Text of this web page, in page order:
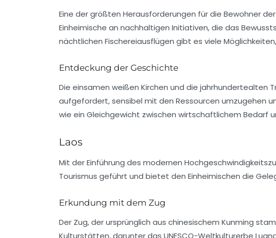
Eine der größten Herausforderungen für die Bewohner
Einheimische an nachhaltigen Initiativen, die das
nächtlichen Fischereiausflügen gibt es viele
Entdeckung der Geschichte
Die einsamen weißen Kirchen und die jahrhundertealten
aufgefordert, sensibel mit den Ressourcen umzugehen
wie ein Gleichgewicht zwischen wirtschaftlichem Bedarf
Laos
Mit der Einführung des modernen
Tourismus geführt und bietet den Einheimischen die
Erkundung mit dem Zug
Der Zug, der ursprünglich aus chinesischem Kunming
Kulturstätten, darunter das UNESCO-Weltkulturerbe